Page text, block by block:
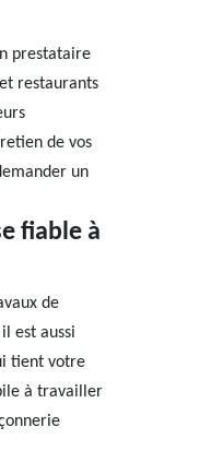
prestataire
restaurants
de vos
un
fiable à
de
est aussi
tient votre
à travailler